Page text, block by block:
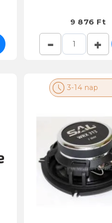
9 876 Ft
3-14 nap